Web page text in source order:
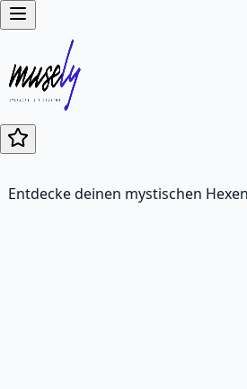
Entdecke deinen mystischen